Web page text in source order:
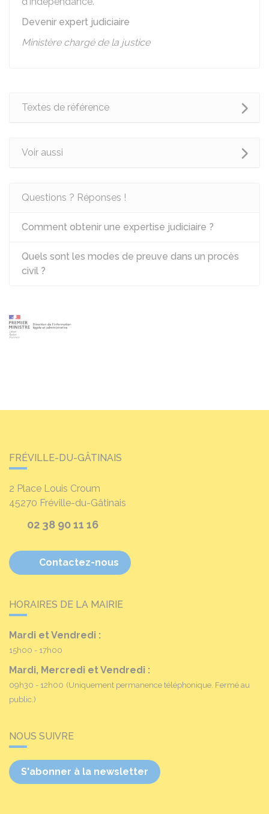
Devenir expert judiciaire
Ministère chargé de la justice
Textes de référence
Voir aussi
Questions ? Réponses !
Comment obtenir une expertise judiciaire ?
Quels sont les modes de preuve dans un procès
civil ?
FRÉVILLE-DU-GÂTINAIS
2 Place Louis Croum
45270 Fréville-du-Gâtinais
02 38 90 11 16
Contactez-nous
HORAIRES DE LA MAIRIE
Mardi et Vendredi :
15h00 - 17h00
Mardi, Mercredi et Vendredi :
09h30 - 12h00 (Uniquement permanence téléphonique. Fermé au
public.)
NOUS SUIVRE
S'abonner à la newsletter